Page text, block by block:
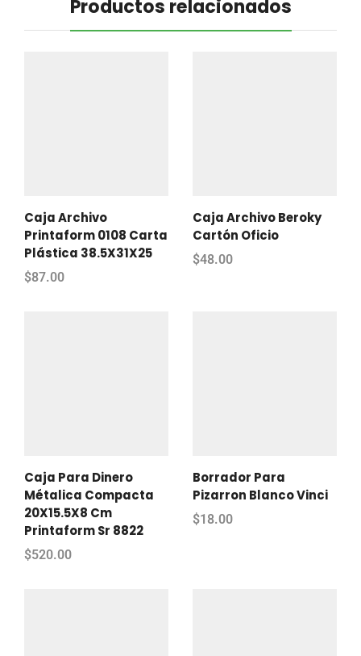
Productos relacionados
Caja Archivo
Printaform 0108 Carta
Plástica 38.5X31X25
$87.00
Caja Archivo Beroky
Cartón Oficio
$48.00
Caja Para Dinero
Métalica Compacta
20X15.5X8 Cm
Printaform Sr 8822
$520.00
Borrador Para
Pizarron Blanco Vinci
$18.00